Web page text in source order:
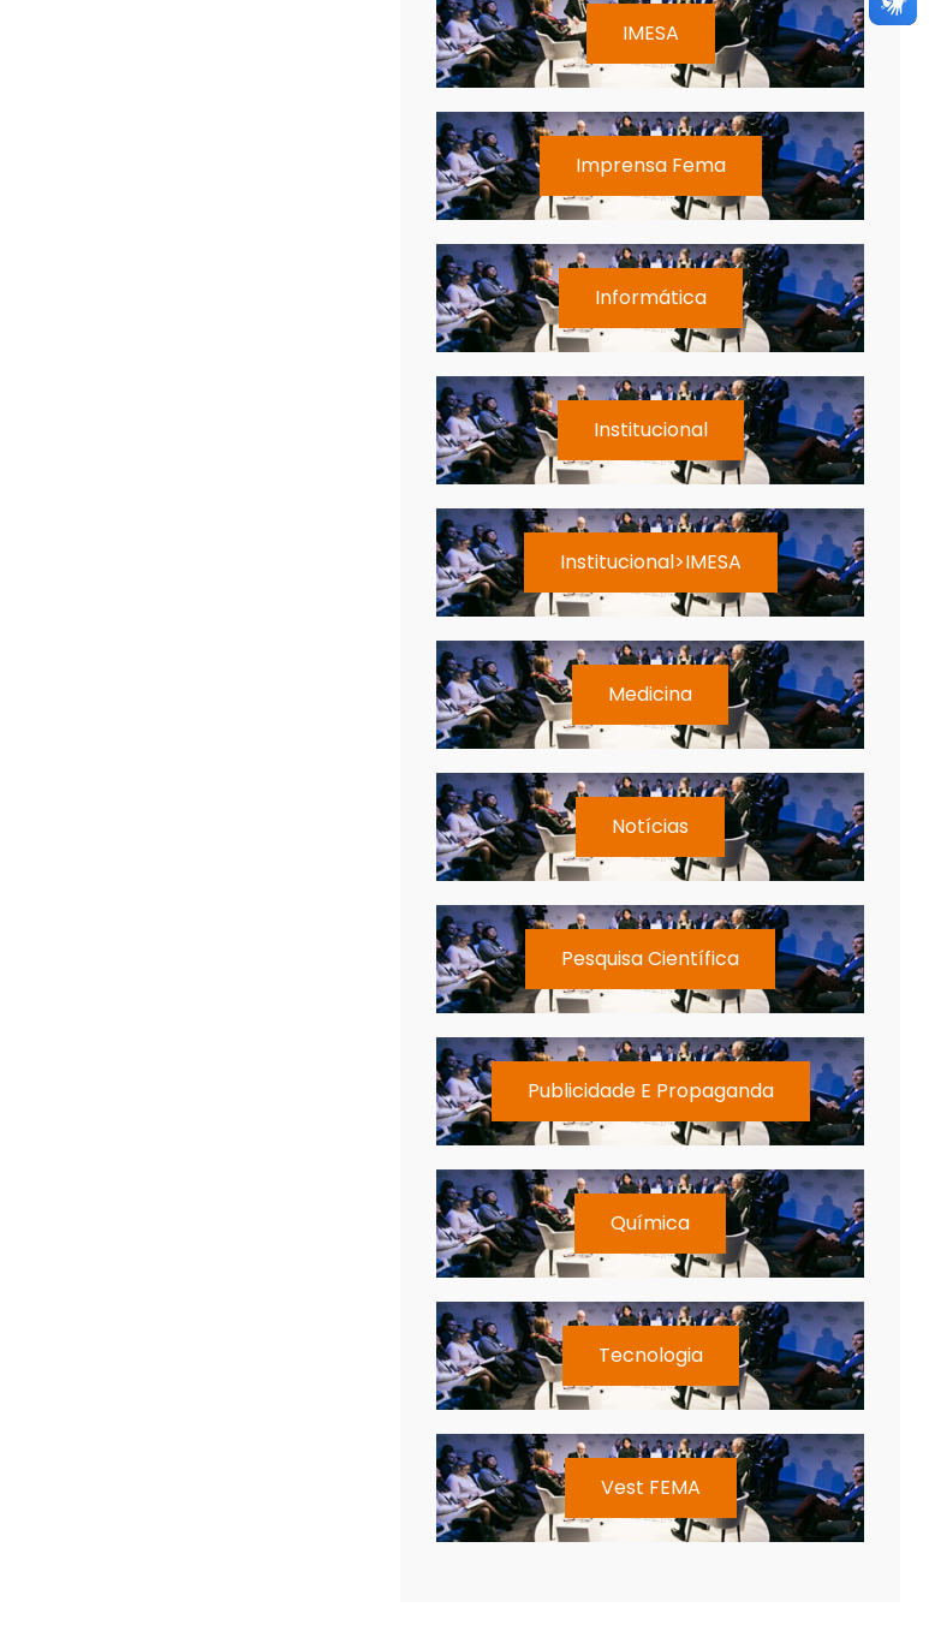
IMESA
Imprensa Fema
Informática
Institucional
Institucional>IMESA
Medicina
Notícias
Pesquisa Científica
Publicidade E Propaganda
Química
Tecnologia
Vest FEMA